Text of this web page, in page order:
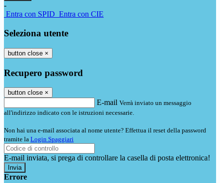
-
Entra con SPID Entra con CIE
Seleziona utente
button close ×
Recupero password
button close ×
E-mail Verrà inviato un messaggio
all'indirizzo indicato con le istruzioni necessarie.
Non hai una e-mail associata al nome utente? Effettua il reset della password
tramite la Login Spaggiari
E-mail inviata, si prega di controllare la casella di posta elettronica!
Errore